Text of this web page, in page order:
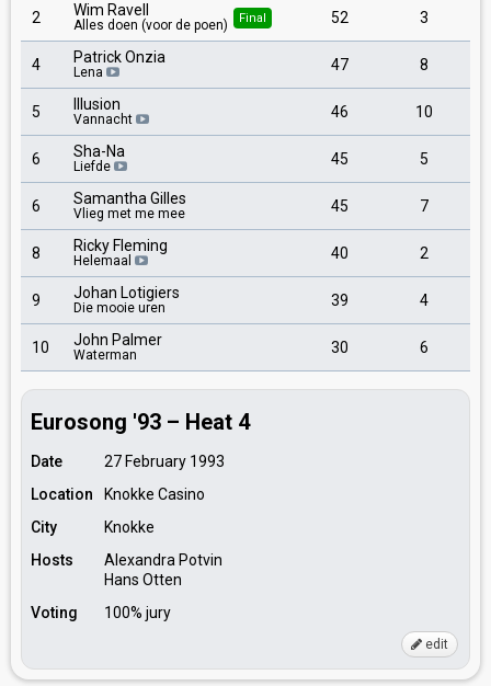
2 Wim Ravell
Alles doen (voor de poen) Final 52 3
4 Patrick Onzia
Lena 47 8
5 Illusion
Vannacht 46 10
6 Sha-Na
Liefde 45 5
6 Samantha Gilles
Vlieg met me mee 45 7
8 Ricky Fleming
Helemaal 40 2
9 Johan Lotigiers
Die mooie uren 39 4
10 John Palmer
Waterman 30 6
Eurosong '93 – Heat 4
Date
27 February 1993
Location
Knokke Casino
City
Knokke
Hosts
Alexandra Potvin
Hans Otten
Voting
100% jury
edit